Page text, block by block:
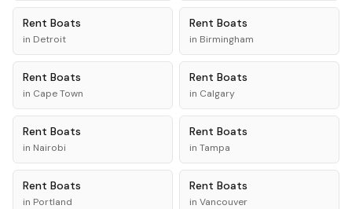
Rent Boats
in Detroit
Rent Boats
in Birmingham
Rent Boats
in Cape Town
Rent Boats
in Calgary
Rent Boats
in Nairobi
Rent Boats
in Tampa
Rent Boats
in Portland
Rent Boats
in Vancouver